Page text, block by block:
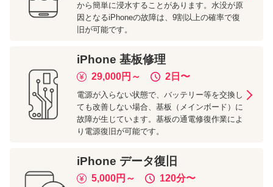
から簡単に浸水することがあります。水没が原
因となるiPhoneの故障は、9割以上の確率で復
旧が可能です。
iPhone 基板修理
29,000円～ 2日 〜
電源が入らない状態で、バッテリー等を交換し
ても改善しない場合、基板（メインボード）に
故障が生じています。基板の通電修復作業によ
り電源復旧が可能です。
iPhone データ復旧
5,000円～ 120分〜